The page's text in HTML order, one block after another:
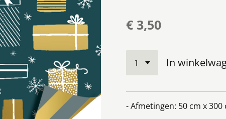
€ 3,50
In
- Afmetingen: 50 cm x 300